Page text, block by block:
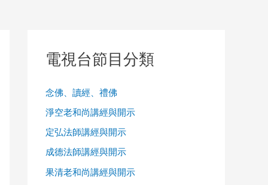
電視台節目分類
念佛、讀經、禮佛
淨空老和尚講經與開示
定弘法師講經與開示
成德法師講經與開示
果清老和尚講經與開示